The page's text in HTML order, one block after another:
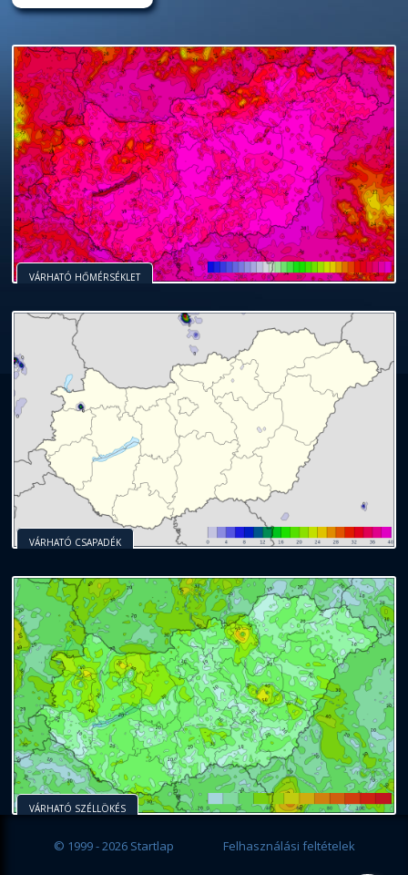
VÁRHATÓ HŐMÉRSÉKLET
VÁRHATÓ CSAPADÉK
VÁRHATÓ SZÉLLÖKÉS
© 1999 - 2026 Startlap Felhasználási feltételek